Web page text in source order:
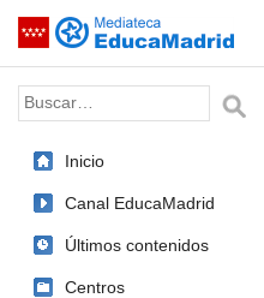
Saltar navegación
Palabra o frase:
Inicio
Canal EducaMadrid
Últimos contenidos
Centros